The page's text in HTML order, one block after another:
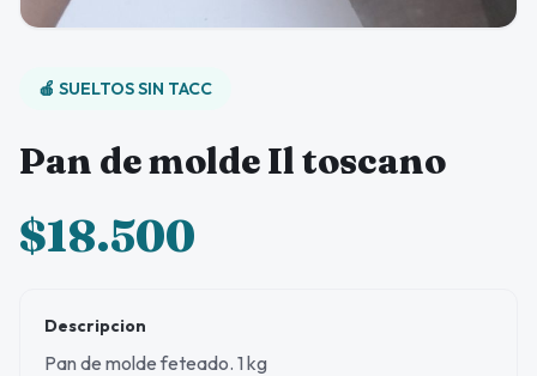
🍎 SUELTOS SIN TACC
Pan de molde Il toscano
$18.500
Descripcion
Pan de molde feteado. 1 kg